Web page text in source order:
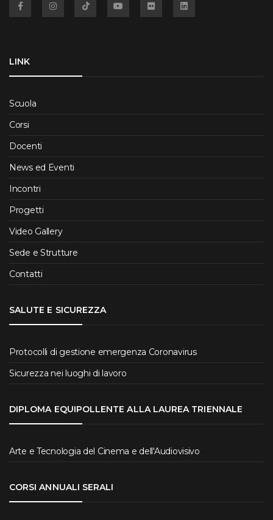
LINK
Scuola
Corsi
Docenti
News ed Eventi
Incontri
Progetti
Video Gallery
Sede e Strutture
Contatti
SALUTE E SICUREZZA
Protocolli di gestione emergenza Coronavirus
Sicurezza nei luoghi di lavoro
DIPLOMA EQUIPOLLENTE ALLA LAUREA TRIENNALE
Arte e Tecnologia del Cinema e dell'Audiovisivo
CORSI ANNUALI SERALI